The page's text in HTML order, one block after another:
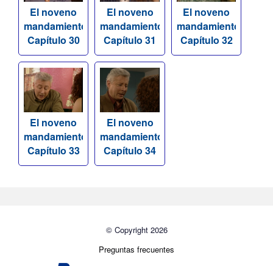
El noveno
mandamiento
Capítulo 30
El noveno
mandamiento
Capítulo 31
El noveno
mandamiento
Capítulo 32
El noveno
mandamiento
Capítulo 33
El noveno
mandamiento
Capítulo 34
© Copyright 2026
Preguntas frecuentes